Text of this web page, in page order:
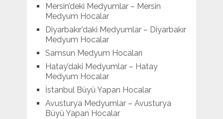
Mersin’deki Medyumlar – Mersin
Medyum Hocalar
Diyarbakır’daki Medyumlar – Diyarbakır
Medyum Hocalar
Samsun Medyum Hocaları
Hatay’daki Medyumlar – Hatay
Medyum Hocalar
İstanbul Büyü Yapan Hocalar
Avusturya Medyumlar – Avusturya
Büyü Yapan Hocalar